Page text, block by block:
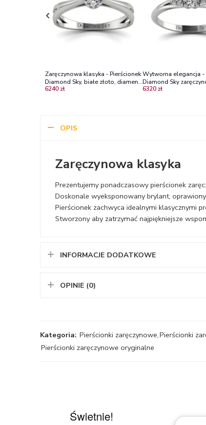
Zaręczynowa klasyka - Pierścionek
Diamond Sky, białe złoto, diament
Vs2/G
6240 zł
Wytworna elegancja -
Diamond Sky
białego złota z
6320 zł
OPIS
Zaręczynowa klasyka
Prezentujemy ponadczasowy pierścionek
Doskonale wyeksponowany brylant,
Pierścionek zachwyca idealnymi klasycznymi
Stworzony aby zatrzymać najpiękniejsze
INFORMACJE DODATKOWE
OPINIE (0)
Kategoria: Pierścionki zaręczynowe,Pierścionki
Pierścionki zaręczynowe oryginalne
Świetnie!